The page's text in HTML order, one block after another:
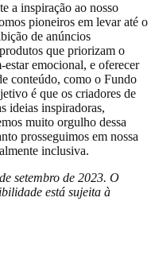
a inspiração ao nosso
pioneiros em levar até o
de anúncios
que priorizam o
estar emocional, e oferecer
conteúdo, como o Fundo
é que os criadores de
ideias inspiradoras,
muito orgulho dessa
prosseguimos em nossa
inclusiva.
setembro de 2023. O
está sujeita à